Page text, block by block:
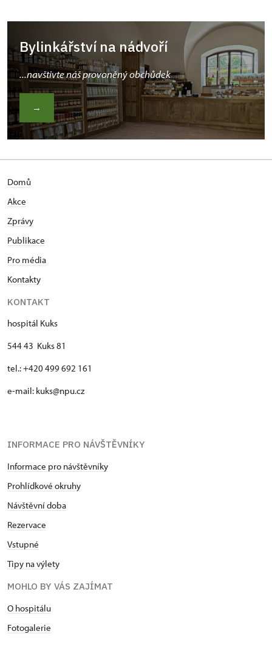
Bylinkářství na nádvoří
...navštivte náš provoněný obchůdek
→
Domů
Akce
Zprávy
Publikace
Pro média
Kontakty
KONTAKT
hospitál Kuks
544 43 Kuks 81
tel.: +420 499 692 161
e-mail: kuks@npu.cz
INFORMACE PRO NÁVŠTĚVNÍKY
Informace pro návštěvníky
Prohlídkové okruhy
Návštěvní doba
Rezervace
Vstupné
Tipy na výlety
MOHLO BY VÁS ZAJÍMAT
O hospitálu
Fotogalerie